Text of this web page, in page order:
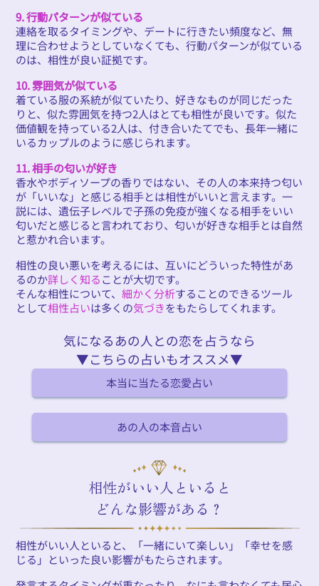
9. 行動パターンが似ている
連絡を取るタイミングや、デートに行きたい頻度など、無
理に合わせようとしていなくても、行動パターンが似ている
のは、相性が良い証拠です。
10. 雰囲気が似ている
着ている服の系統が似ていたり、好きなものが同じだった
りと、似た雰囲気を持つ2人はとても相性が良いです。似た
価値観を持っている2人は、付き合いたてでも、長年一緒に
いるカップルのように感じられます。
11. 相手の匂いが好き
香水やボディソープの香りではない、その人の本来持つ匂い
が「いいな」と感じる相手とは相性がいいと言えます。一
説には、遺伝子レベルで子孫の免疫が強くなる相手をいい
匂いだと感じると言われており、匂いが好きな相手とは自然
と惹かれ合います。
相性の良い悪いを考えるには、互いにどういった特性があ
るのか詳しく知ることが大切です。
そんな相性について、細かく分析することのできるツール
として相性占いは多くの気づきをもたらしてくれます。
気になるあの人との恋を占うなら
▼こちらの占いもオススメ▼
本当に当たる恋愛占い
あの人の本音占い
相性がいい人といると
どんな影響がある？
相性がいい人といると、「一緒にいて楽しい」「幸せを感
じる」といった良い影響がもたらされます。